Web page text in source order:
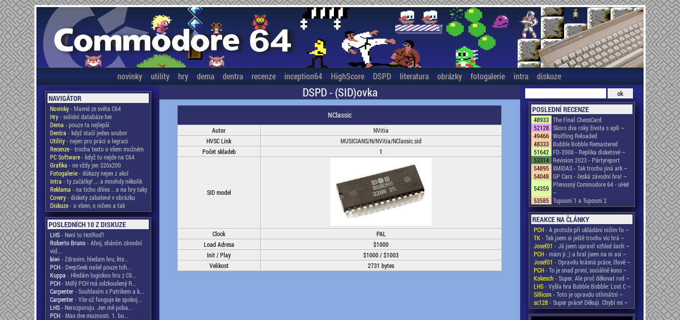
novinky utility hry dema dentra recenze inception64 HighScore DSPD literatura obrázky fotogalerie intra diskuze
NAVIGÁTOR
Novinky- hlavně ze světa C64
Hry- solidní databáze her
Dema - pouze ta nejlepší
Dentra - když stačí jeden soubor
Utility- nejen pro práci a legraci
Recenze- trocha textu o všem možném
PC Software- když to nejde na C64
Grafika - ne vždy jen 320x200
Fotogalerie- důkazy nejen z akcí
Intra - ty začátky! ... a mnohdy několik
Reklama - na ticho dňies .. a na hry taky
Covery- diskety zabalené v obrázku
Diskuze- o všem, o ničem a tak
POSLEDNÍCH 10 Z DISKUZE
LHS- Není to HotRod?
Roberto Bruno- Ahoj, sháním závodní
vid...
kiwi - Zdravim, hledam hru, kte...
PCH- DeepSeek našel pouze toh...
Kuppa - Hledám logickou hru z C6...
PCH- Mdlý PCH má odzkoušený R...
Carpenter- Souhlasím s Patrikem a k...
Carpenter- Vše už funguje ke spokoj...
LHS- Nerozporuju. Jen mě poba...
PCH- Mas dve moznosti. 1. bu...
DSPD - (SID)ovka
NClassic
Autor
NVitia
HVSC Link
MUSICIANS/N/NVitia/NClassic.sid
Počet skladeb
1
SID model
Clock
PAL
Load Adresa
$1000
Init / Play
$1000 / $1003
Velikost
2731 bytes
POSLEDNÍ RECENZE
48933 The Final ChessCard
52128 Skoro dva roky života s apli ~
49466 Wolfling Reloaded
48333 Bubble Bobble Remastered
51642 FD-2000 - Replika disketové ~
53314 Revision 2023 - Pártyreport
54895 8MIDAS - Tak trochu jiná ark ~
54048 GP Cars - česká závodní hra! ~
54359 Přenosný Commodore 64 - uHel
~
53585 Tupouni 1 a Tupouni 2
REAKCE NA ČLÁNKY
PCH- A protože při ukládání ničím fo ~
TK- Tak jsem si ještě trochu víc hrá ~
Josef01 - Já jsem upravil vzhled šach ~
PCH- mám ji ;) a hral jsem na ni asi ~
Josef01 - Opravdu krásná práce, člově ~
PCH- To je snad první, sociálně kons ~
Kokesch- Super. Ale proč děkovat rod ~
LHS- Vyšla hra Bubble Bobble: Lost C ~
Sillicon- Toto je opravdu utlimátní ~
sc128- Super práce! Děkuji. Chybí mi ~